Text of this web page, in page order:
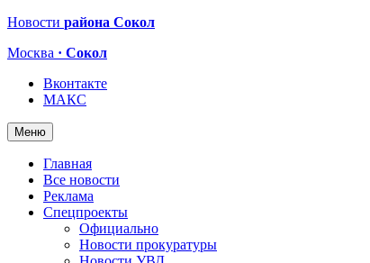
Новости района Сокол
Москва · Сокол
Вконтакте
МАКС
Меню
Главная
Все новости
Реклама
Спецпроекты
Официально
Новости прокуратуры